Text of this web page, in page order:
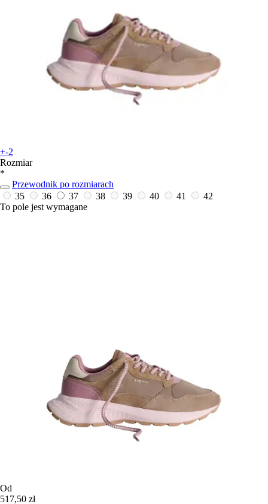
+-2
Rozmiar
*
Przewodnik po rozmiarach
35
36 37 38 39 40 41
42
To pole jest wymagane
Od
517,50 zł